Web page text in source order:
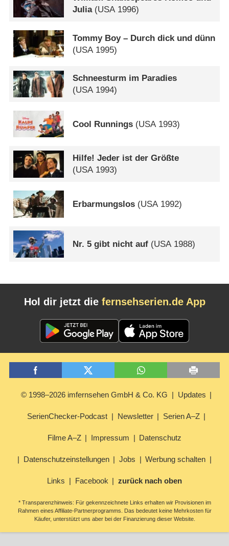
Julia(USA1996)
Tommy Boy – Durch dick und dünn
(USA 1995)
Schneesturm im Paradies
(USA1994)
Cool Runnings (USA 1993)
Hilfe! Jeder ist der Größte
(USA1993)
Erbarmungslos (USA1992)
Nr. 5 gibt nicht auf (USA1988)
Hol dir jetzt die fernsehserien.de App
© 1998–2026 imfernsehen GmbH & Co. KG Updates
SerienChecker-Podcast Newsletter Serien A–Z
Filme A–Z Impressum Datenschutz
Datenschutzeinstellungen Jobs Werbung schalten
Links Facebook zurück nach oben
* Transparenzhinweis: Für gekennzeichnete Links erhalten wir Provisionen im
Rahmen eines Affiliate-Partnerprogramms. Das bedeutet keine Mehrkosten für
Käufer, unterstützt uns aber bei der Finanzierung dieser Website.